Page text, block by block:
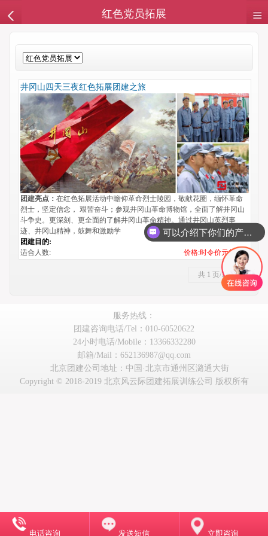
红色党员拓展
井冈山四天三夜红色拓展团建之旅
团建亮点：在红色拓展活动中瞻仰革命烈士陵园，敬献花圈，缅怀革命
烈士，坚定信念， 艰苦奋斗；参观井冈山革命博物馆，全面了解井冈山
斗争史。更深刻、更全面的了解井冈山革命精神。通过井冈山英烈事
迹、井冈山精神，鼓舞和激励学
团建目的:
适合人数:
价格:时令价元起/人
共 1 页/1 条记录
服务热线：
团建咨询电话/Tel：010-60520622
24小时电话/Mobile：13366332280
邮箱/Mail：652136987@qq.com
北京团建公司地址：中国·北京市通州区潞通大街
Copyright © 2018-2019 北京风云际团建拓展训练公司 版权所有
电话咨询 发送短信 立即咨询
可以介绍下你们的产品么